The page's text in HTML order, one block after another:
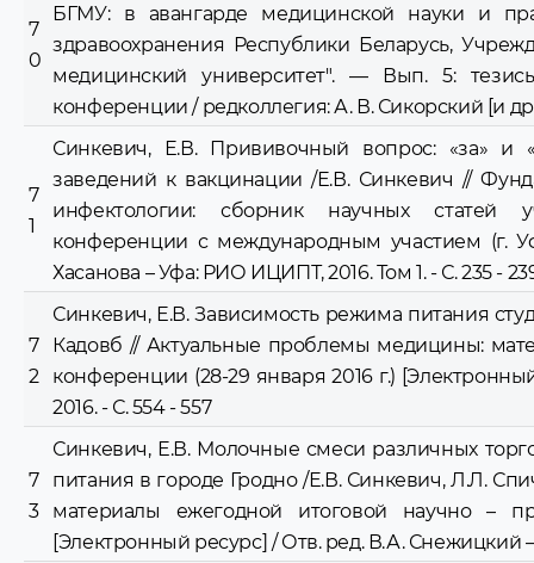
7
0
БГМУ: в авангарде медицинской науки и
здравоохранения Республики Беларусь,
медицинский университет". — Вып. 5:
конференции / редколлегия: А. В. Сикорский [и
7
1
Синкевич, Е.В. Прививочный вопрос: «за» и
заведений к вакцинации /Е.В. Синкевич //
инфектологии: сборник научных статей
конференции с международным участием (г.
Хасанова – Уфа: РИО ИЦИПТ, 2016. Том 1. - С. 235 -
7
2
Синкевич, Е.В. Зависимость режима питания
Кадовб // Актуальные проблемы медицины:
конференции (28-29 января 2016 г.)
2016. - С. 554 - 557
7
3
Синкевич, Е.В. Молочные смеси различных
питания в городе Гродно /Е.В. Синкевич, Л.Л.
материалы ежегодной итоговой научно –
[Электронный ресурс] / Отв. ред. В.А. Снежицкий –